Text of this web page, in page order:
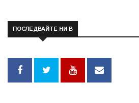
ПОСЛЕДВАЙТЕ НИ В